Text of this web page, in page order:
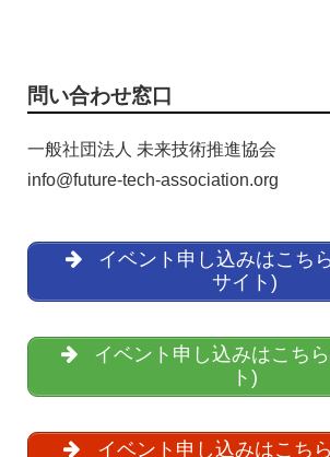
問い合わせ窓口
一般社団法人 未来技術推進協会
info@future-tech-association.org
イベント申し込みはこち
サイト)
イベント申し込みはこち
ト)
イベント申し込みはこち